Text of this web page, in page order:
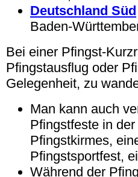
Deutschland Süd
Baden-
Bei einer Pfingst-
Pfingstausflug oder
Gelegenheit, zu
Man kann auch
Pfingstfeste in
Pfingstkirmes,
Pfingstsportfest,
Während der